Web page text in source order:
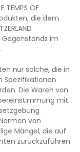
TEMPS OF
die dem
im
nur solche, die in
Spezifikationen
Die Waren von
mit
von
Mängel, die auf
zurückzuführen